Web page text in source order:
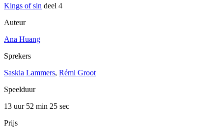
Kings of sin deel 4
Auteur
Ana Huang
Sprekers
Saskia Lammers, Rémi Groot
Speelduur
13 uur 52 min 25 sec
Prijs